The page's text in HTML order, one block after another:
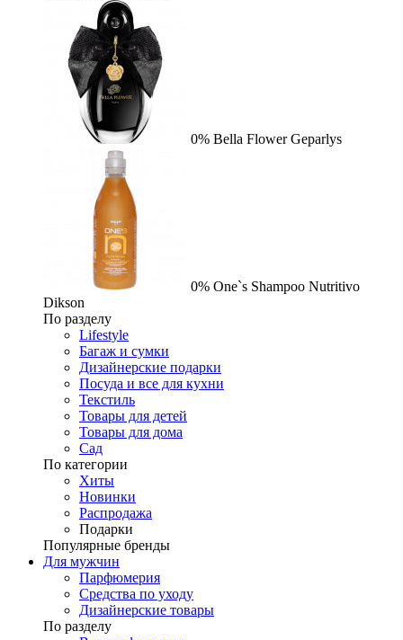
0% Bella Flower Geparlys
0% One`s Shampoo Nutritivo
Dikson
По разделу
Lifestyle
Багаж и сумки
Дизайнерские подарки
Посуда и все для кухни
Текстиль
Товары для детей
Товары для дома
Сад
По категории
Хиты
Новинки
Распродажа
Подарки
Популярные бренды
Для мужчин
Парфюмерия
Средства по уходу
Дизайнерские товары
По разделу